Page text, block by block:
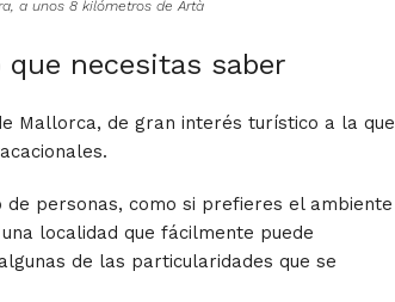
a unos 8 kilómetros de Artà
necesitas saber
Mallorca, de gran interés turístico a la que
personas, como si prefieres el ambiente
localidad que fácilmente puede
de las particularidades que se